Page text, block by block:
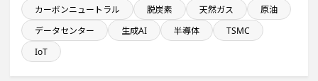
従業員数が100人以上の企業一覧
ホテル・宿泊事業を営む会社で10億円以上投資する設備
カーボンニュートラル
脱炭素 天然ガス
原油
データセンター
生成AI 半導体
TSMC
IoT